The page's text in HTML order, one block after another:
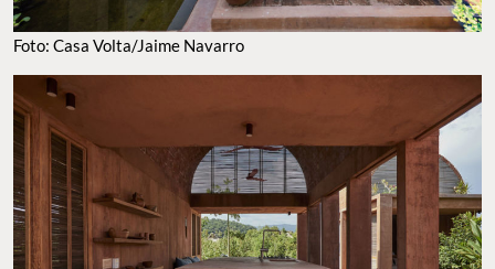
Foto: Casa Volta/Jaime Navarro